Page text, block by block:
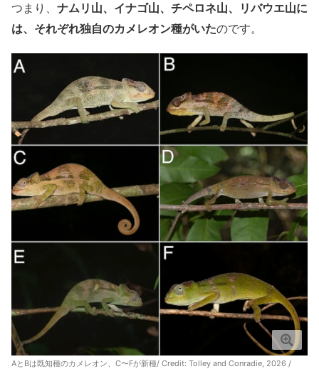
つまり、 ナムリ山、イナゴ山、チペロネ山、リバウエ山に
は、それぞれ独自のカメレオン種がいたのです。
AとBは既知種のカメレオン、C〜Fが新種/ Credit: Tolley and Conradie, 2026 /